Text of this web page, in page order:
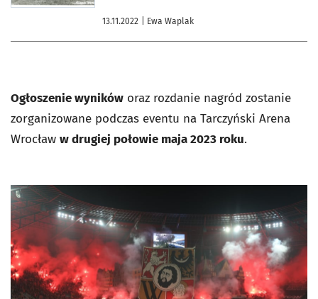
13.11.2022 | Ewa Waplak
Ogłoszenie wyników oraz rozdanie nagród zostanie
zorganizowane podczas eventu na Tarczyński Arena
Wrocław w drugiej połowie maja 2023 roku.